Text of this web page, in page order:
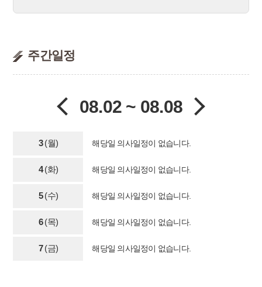
주간일정
08.02 ~ 08.08
3(월) 해당일 의사일정이 없습니다.
4(화) 해당일 의사일정이 없습니다.
5(수) 해당일 의사일정이 없습니다.
6(목) 해당일 의사일정이 없습니다.
7(금) 해당일 의사일정이 없습니다.